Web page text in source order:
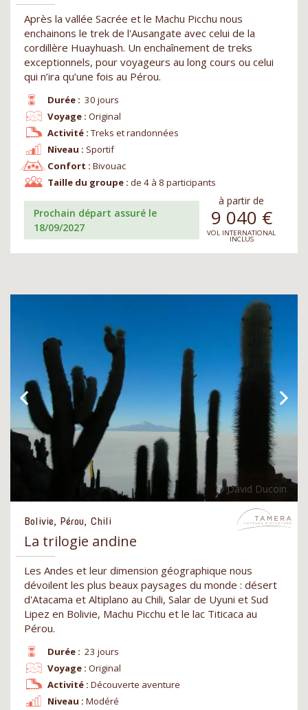
Après la vallée Sacrée et le Machu Picchu nous
enchainons le trek de l'Ausangate avec celui de la
cordillère Huayhuash. Un enchaînement de treks
exceptionnels, pour voyageurs au long cours ou celui
qui n’ira qu’une fois au Pérou.
Durée : 30 jours
Niveau : Sportif
Voyage : Original
Confort : Bivouac
Activité : Treks et randonnées
Taille du groupe : de 4 à 8 participants
Prochain départ assuré le
18/09/2027
à partir de
9 040 €
VOL INTERNATIONAL
INCLUS
Bolivie, Pérou, Chili
La trilogie andine
Les Andes et leur dimension géographique nous
dévoilent les plus beaux paysages du monde : désert
d'Atacama et Altiplano au Chili, Salar de Uyuni et Sud
Lipez en Bolivie, Machu Picchu et le lac Titicaca au
Pérou.
Durée : 23 jours
Niveau : Modéré
Voyage : Original
Activité : Découverte aventure